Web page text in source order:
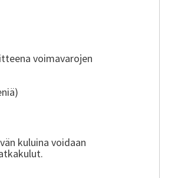
voimavarojen
kuluina voidaan